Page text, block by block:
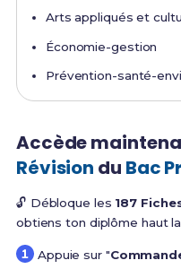
Arts appliqués et
Économie-gestion
Prévention-santé-
Accède
Révision du Bac
🔓 Débloque les 187
obtiens ton diplôme haut la
Appuie sur "